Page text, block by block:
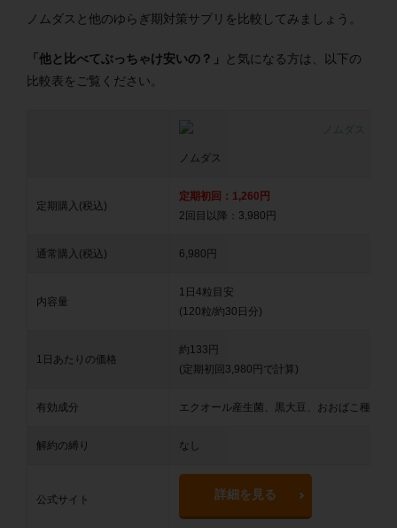
ノムダスと他のゆらぎ期対策サプリを比較してみましょう。
「他と比べてぶっちゃけ安いの？」
と気になる方は、以下の
比較表をご覧ください。
ノムダス
定期購入(税込)
定期初回：1,260円
2回目以降：3,980円
通常購入(税込) 6,980円
内容量
1日4粒目安
(120粒/約30日分)
1日あたりの価格
約133円
(定期初回3,980円で計算)
有効成分 エクオール産生菌、黒大豆、おおばこ種皮、
解約の縛り なし
公式サイト 詳細を見る